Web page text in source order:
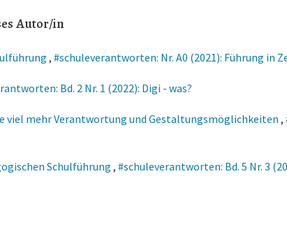
Autor/in
, #schuleverantworten: Nr. A0 (2021): Führung in
Bd. 2 Nr. 1 (2022): Digi - was?
viel mehr Verantwortung und Gestaltungsmöglichkeiten ,
Schulführung, #schuleverantworten: Bd. 5 Nr. 3